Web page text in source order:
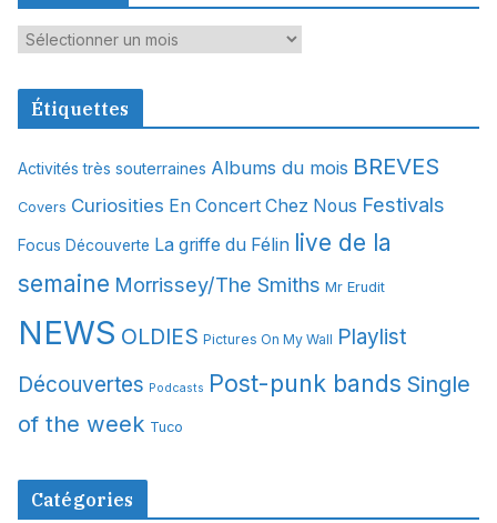
A
c
v
e
Étiquettes
Activités très souterraines Albums du mois BREVES
Covers Curiosities En Concert Chez Nous Festivals
Focus Découverte La griffe du Félin live de la
semaine Morrissey/The Smiths Mr Erudit
NEWS OLDIES Pictures On My Wall Playlist
Découvertes Podcasts Post-punk bands Single
of the week Tuco
Catégories